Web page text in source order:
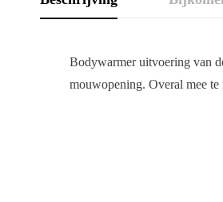
Bodywarmer uitvoering van
mouwopening. Overal mee